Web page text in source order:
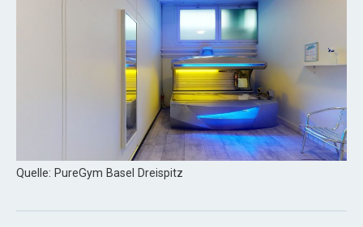
Quelle: PureGym Basel Dreispitz